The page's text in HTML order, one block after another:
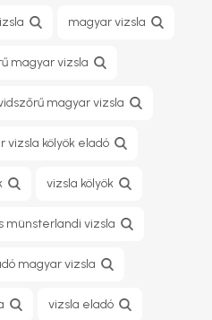
magyar vizsla
magyar vizsla
magyar vizsla
vizsla kölyök eladó
vizsla kölyök
münsterlandi vizsla
magyar vizsla
vizsla eladó